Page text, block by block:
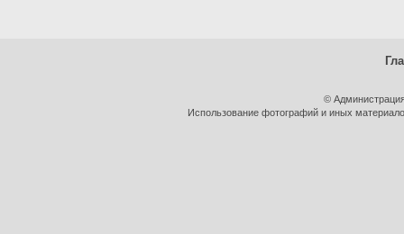
©
Использование фотографий и иных